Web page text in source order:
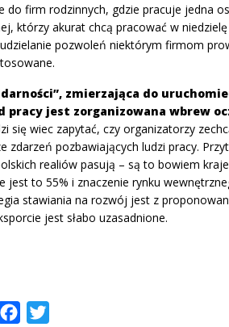
firm rodzinnych, gdzie pracuje jedna
którzy akurat chcą pracować w
pozwoleń niektórym firmom
zmierzająca do
jest zorganizowana wbrew
się wiec zapytać, czy organizatorzy
pozbawiających ludzi pracy.
realiów pasują – są to bowiem
jest to 55% i znaczenie rynku
stawiania na rozwój jest z
jest słabo uzasadnione.